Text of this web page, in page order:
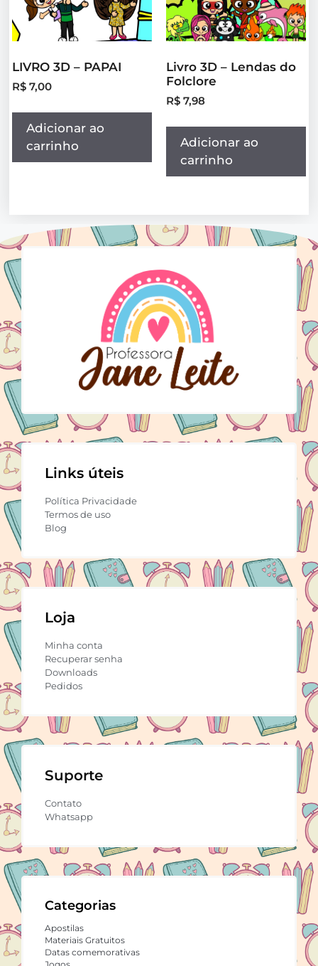
LIVRO 3D – PAPAI
R$ 7,00
Adicionar ao
carrinho
Livro 3D – Lendas do
Folclore
R$ 7,98
Adicionar ao
carrinho
Links úteis
Política Privacidade
Termos de uso
Blog
Loja
Minha conta
Recuperar senha
Downloads
Pedidos
Suporte
Contato
Whatsapp
Categorias
Apostilas
Materiais Gratuitos
Datas comemorativas